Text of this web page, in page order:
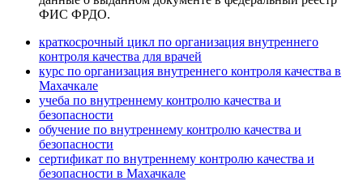
ФИС ФРДО.
краткосрочный цикл по организация внутреннего
контроля качества для врачей
курс по организация внутреннего контроля качества в
Махачкале
учеба по внутреннему контролю качества и
безопасности
обучение по внутреннему контролю качества и
безопасности
сертификат по внутреннему контролю качества и
безопасности в Махачкале